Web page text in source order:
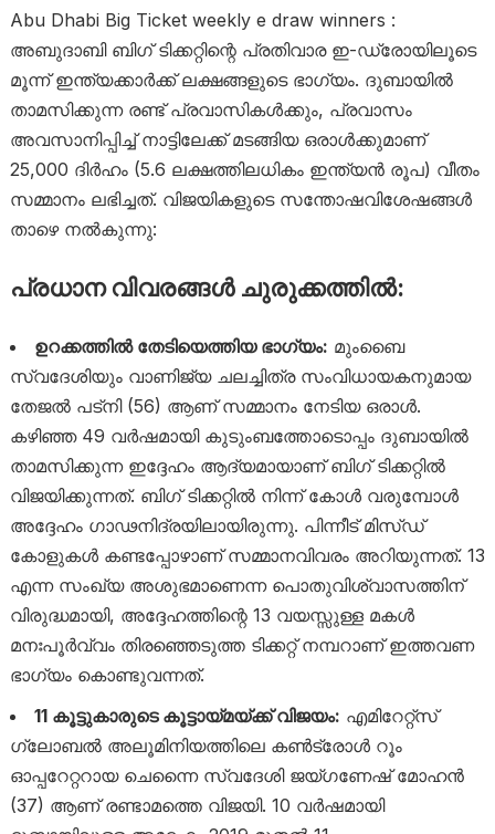
Abu Dhabi Big Ticket weekly e draw winners :
അബുദാബി ബിഗ് ടിക്കറ്റിന്റെ പ്രതിവാര ഇ-ഡ്രോയിലൂടെ
മൂന്ന് ഇന്ത്യക്കാർക്ക് ലക്ഷങ്ങളുടെ ഭാഗ്യം. ദുബായിൽ
താമസിക്കുന്ന രണ്ട് പ്രവാസികൾക്കും, പ്രവാസം
അവസാനിപ്പിച്ച് നാട്ടിലേക്ക് മടങ്ങിയ ഒരാൾക്കുമാണ്
25,000 ദിർഹം (5.6 ലക്ഷത്തിലധികം ഇന്ത്യൻ രൂപ) വീതം
സമ്മാനം ലഭിച്ചത്. വിജയികളുടെ സന്തോഷവിശേഷങ്ങൾ
താഴെ നൽകുന്നു:
പ്രധാന വിവരങ്ങൾ ചുരുക്കത്തിൽ:
ഉറക്കത്തിൽ തേടിയെത്തിയ ഭാഗ്യം: മുംബൈ
സ്വദേശിയും വാണിജ്യ ചലച്ചിത്ര സംവിധായകനുമായ
തേജൽ പട്നി (56) ആണ് സമ്മാനം നേടിയ ഒരാൾ.
കഴിഞ്ഞ 49 വർഷമായി കുടുംബത്തോടൊപ്പം ദുബായിൽ
താമസിക്കുന്ന ഇദ്ദേഹം ആദ്യമായാണ് ബിഗ് ടിക്കറ്റിൽ
വിജയിക്കുന്നത്. ബിഗ് ടിക്കറ്റിൽ നിന്ന് കോൾ വരുമ്പോൾ
അദ്ദേഹം ഗാഢനിദ്രയിലായിരുന്നു. പിന്നീട് മിസ്ഡ്
കോളുകൾ കണ്ടപ്പോഴാണ് സമ്മാനവിവരം അറിയുന്നത്. 13
എന്ന സംഖ്യ അശുഭമാണെന്ന പൊതുവിശ്വാസത്തിന്
വിരുദ്ധമായി, അദ്ദേഹത്തിന്റെ 13 വയസ്സുള്ള മകൾ
മനഃപൂർവ്വം തിരഞ്ഞെടുത്ത ടിക്കറ്റ് നമ്പറാണ് ഇത്തവണ
ഭാഗ്യം കൊണ്ടുവന്നത്.
11 കൂട്ടുകാരുടെ കൂട്ടായ്മയ്ക്ക് വിജയം: എമിറേറ്റ്സ്
ഗ്ലോബൽ അലൂമിനിയത്തിലെ കൺട്രോൾ റൂം
ഓപ്പറേറ്ററായ ചെന്നൈ സ്വദേശി ജയ്ഗണേഷ് മോഹൻ
(37) ആണ് രണ്ടാമത്തെ വിജയി. 10 വർഷമായി